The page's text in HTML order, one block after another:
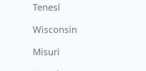
Tenesí
Wisconsin
Misuri